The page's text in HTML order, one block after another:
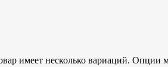
имеет несколько вариаций. Опции